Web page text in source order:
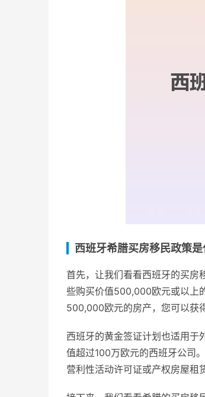
西班牙希腊买房移民政策是
首先，让我们看看西班牙的买房
些购买价值500,000欧元或以上
500,000欧元的房产，您可以获
西班牙的黄金签证计划也适用
值超过100万欧元的西班牙公司
营利性活动许可证或产权房屋租